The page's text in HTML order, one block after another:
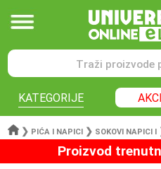
KATEGORIJE
❯ PIĆA I NAPICI ❯ SOKOVI NAPICI I
Proizvod